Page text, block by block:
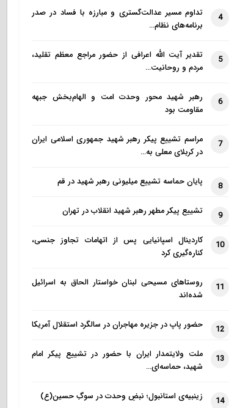
4
تداوم مسیر عدالت‌گستری و مبارزه با فساد در صدر
برنامه‌های نظام…
5
تقدیر آیت الله اعرافی از حضور مراجع معظم تقلید،
مردم و روحانیت…
6
رهبر شهید محور وحدت امت و الهام‌بخش جبهه
مقاومت بود
7
مراسم تشییع پیکر رهبر شهید جمهوری اسلامی ایران
در کربلای معلی به…
8 پایان حماسه تشییع میلیونی رهبر شهید در قم
9 تشییع پیکر مطهر رهبر شهید انقلاب در تهران
10
کاردینال اسپانیایی پس از اتهامات تجاوز جنسی،
کناره‌گیری کرد
11
روستاهای مسیحی لبنان خواستار الحاق به اسرائیل
شده‌اند
12 حضور پاپ در جزیره مهاجران در سالگرد استقلال آمریکا
13
ملت ولایتمدار ایران با حضور در تشییع پیکر امام
شهید، حماسه‌ای…
14 زینبیه‌ی استانبول؛ نبضِ وحدت در سوگِ حسین(ع)